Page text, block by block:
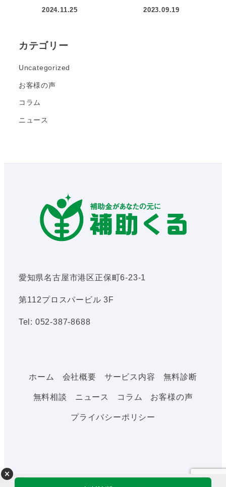
2024.11.25 2023.09.19
カテゴリー
Uncategorized
お客様の声
コラム
ニュース
愛知県名古屋市港区正保町6-23-1
第112プロスパービル 3F
Tel: 052-387-8688
ホーム 会社概要 サービス内容 無料診断
無料相談 ニュース コラム お客様の声
プライバシーポリシー